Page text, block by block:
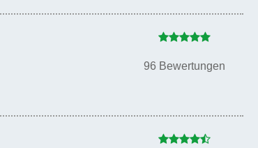
96 Bewertungen